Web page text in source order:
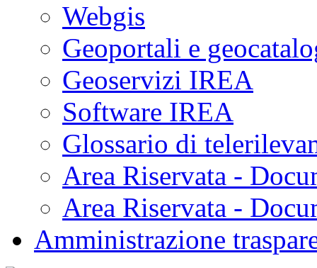
Webgis
Geoportali e
Geoservizi IREA
Software IREA
Glossario di
Area Riservata -
Area Riservata -
Amministrazione